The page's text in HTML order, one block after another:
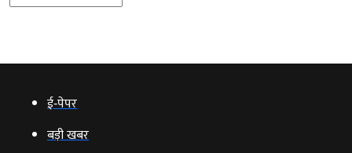
ई‑पेपर
बड़ी खबर